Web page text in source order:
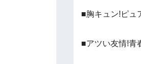
■胸キュン!ピュ
■アツい友情!青